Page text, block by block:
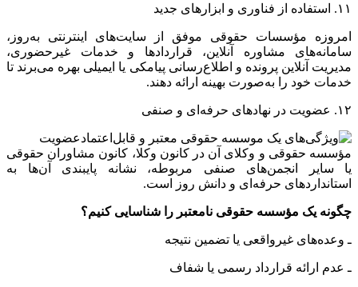
۱۱. استفاده از فناوری و ابزارهای جدید
امروزه مؤسسات حقوقی موفق از سایت‌های اینترنتی به‌روز،
سامانه‌های مشاوره آنلاین، قراردادها و خدمات غیرحضوری،
مدیریت آنلاین پرونده و اطلاع‌رسانی پیامکی یا ایمیلی بهره می‌برند تا
خدمات خود را به‌صورت بهینه ارائه دهند.
۱۲. عضویت در نهادهای حرفه‌ای و صنفی
عضویت
مؤسسه حقوقی و وکلای آن در کانون وکلا، کانون مشاوران حقوقی
یا سایر انجمن‌های صنفی مربوطه، نشانه پایبندی آن‌ها به
استانداردهای حرفه‌ای و دانش روز است.
چگونه یک مؤسسه حقوقی نامعتبر را شناسایی کنیم؟
ـ وعده‌های غیرواقعی یا تضمین نتیجه
ـ عدم ارائه قرارداد رسمی یا شفاف